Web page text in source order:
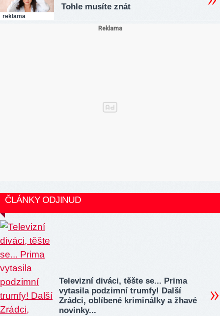
reklama
Tohle musíte znát
ČLÁNKY ODJINUD
Televizní diváci, těšte se... Prima
vytasila podzimní trumfy! Další
Zrádci, oblíbené kriminálky a žhavé
novinky...